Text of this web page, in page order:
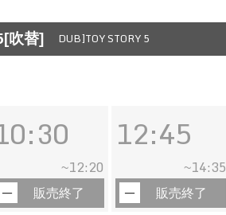
吹替] DUB]TOY STORY 5
~12:20
販売終了
12:45
~14:35
販売終了